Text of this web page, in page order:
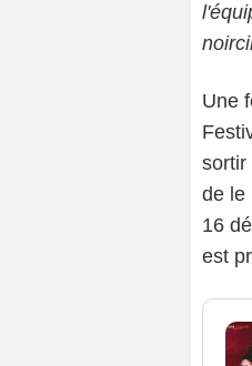
Une
sortir
de le
16
est